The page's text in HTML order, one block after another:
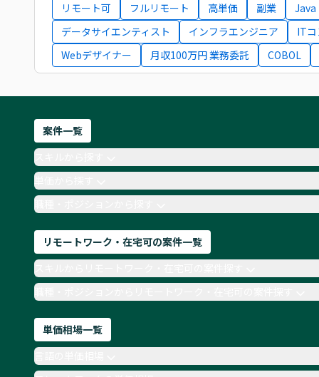
リモート可 フルリモート 高単価 副業
Java
データサイエンティスト
インフラエンジニア
IT
Webデザイナー
月収100万円 業務委託 COBOL
案件一覧
単価から探す
職種・ポジションから探す
リモートワーク・在宅可の案件一覧
職種・ポジションからリモートワーク・在宅可の案件探す
単価相場一覧